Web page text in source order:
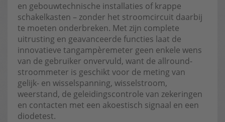
en gebouwtechnische installaties of krappe
schakelkasten – zonder het stroomcircuit daarbij
te moeten onderbreken. Met zijn complete
uitrusting en geavanceerde functies laat de
innovatieve tangampèremeter geen enkele wens
van de gebruiker onvervuld, want de allround-
stroommeter is geschikt voor de meting van
gelijk- en wisselspanning, wisselstroom,
weerstand, de geleidingscontrole van zekeringen
en contacten met een akoestisch signaal en een
diodetest.